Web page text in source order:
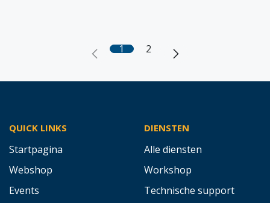
1 2
QUICK LINKS
Startpagina
Webshop
Events
DIENSTEN
Alle diensten
Workshop
Technische support